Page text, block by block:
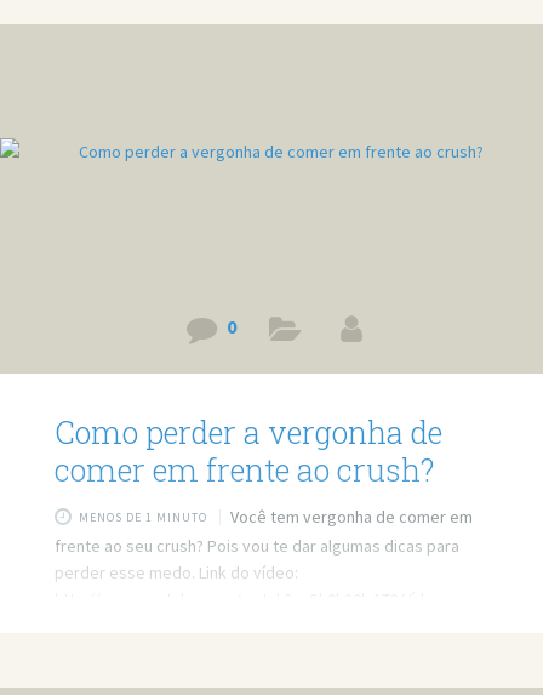
0
Como perder a vergonha de
comer em frente ao crush?
MENOS DE 1 MINUTO
Você tem vergonha de comer em
frente ao seu crush? Pois vou te dar algumas dicas para
perder esse medo. Link do vídeo: